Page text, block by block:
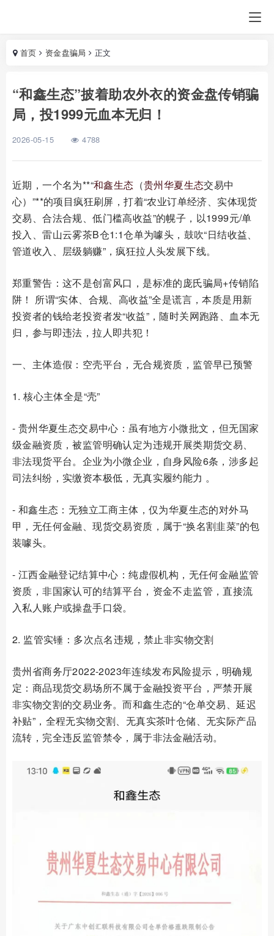
首页 资金盘骗局 正文
“和鑫生态”披着助农外衣的资金盘传销骗
局，投1999元血本无归！
2026-05-15 4788
近期，一个名为**“和鑫生态 （贵州华夏生态交易中
心）”**的项目疯狂刷屏，打着“农业订单经济、实体现货
交易、合法合规、低门槛高收益”的幌子，以1999元/单
投入、雷山云雾茶B仓1:1仓单为噱头，鼓吹“日结收益、
管道收入、层级躺赚”，疯狂拉人头发展下线。
郑重警告：这不是创富风口，是标准的庞氏骗局+传销陷
阱！ 所谓“实体、合规、高收益”全是谎言，本质是用新
投资者的钱给老投资者发“收益”，随时关网跑路、血本无
归，参与即违法，拉人即共犯！
一、主体造假：空壳平台，无合规资质，监管早已预警
1. 核心主体全是“壳”
- 贵州华夏生态交易中心：虽有地方小微批文，但无国家
级金融资质，被监管明确认定为违规开展类期货交易、
非法现货平台。企业为小微企业，自身风险6条，涉多起
司法纠纷，实缴资本极低，无真实履约能力 。
- 和鑫生态：无独立工商主体，仅为华夏生态的对外马
甲，无任何金融、现货交易资质，属于“换名割韭菜”的包
装噱头。
- 江西金融登记结算中心：纯虚假机构，无任何金融监管
资质，非国家认可的结算平台，资金不走监管，直接流
入私人账户或操盘手口袋。
2. 监管实锤：多次点名违规，禁止非实物交割
贵州省商务厅2022-2023年连续发布风险提示，明确规
定：商品现货交易场所不属于金融投资平台，严禁开展
非实物交割的交易业务。而和鑫生态的“仓单交易、延迟
补贴”，全程无实物交割、无真实茶叶仓储、无实际产品
流转，完全违反监管禁令，属于非法金融活动。